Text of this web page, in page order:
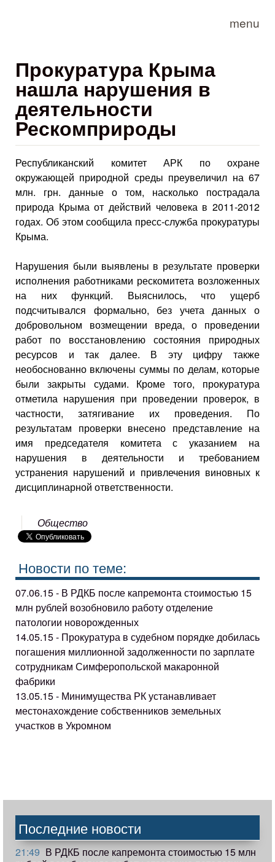
menu
Прокуратура Крыма
нашла нарушения в
деятельности
Рескомприроды
Республиканский комитет АРК по охране
окружающей природной среды преувеличил на 67
млн. грн. данные о том, насколько пострадала
природа Крыма от действий человека в 2011-2012
годах. Об этом сообщила пресс-служба прокуратуры
Крыма.
Нарушения были выявлены в результате проверки
исполнения работниками рескомитета возложенных
на них функций. Выяснилось, что ущерб
подсчитывался формально, без учета данных о
добровольном возмещении вреда, о проведении
работ по восстановлению состояния природных
ресурсов и так далее. В эту цифру также
необоснованно включены суммы по делам, которые
были закрыты судами. Кроме того, прокуратура
отметила нарушения при проведении проверок, в
частности, затягивание их проведения. По
результатам проверки внесено представление на
имя председателя комитета с указанием на
нарушения в деятельности и требованием
устранения нарушений и привлечения виновных к
дисциплинарной ответственности.
Общество
Новости по теме:
07.06.15 - В РДКБ после капремонта стоимостью 15
млн рублей возобновило работу отделение
патологии новорожденных
14.05.15 - Прокуратура в судебном порядке добилась
погашения миллионной задолженности по зарплате
сотрудникам Симферопольской макаронной
фабрики
13.05.15 - Минимущества РК устанавливает
местонахождение собственников земельных
участков в Укромном
Последние новости
21:49 В РДКБ после капремонта стоимостью 15 млн